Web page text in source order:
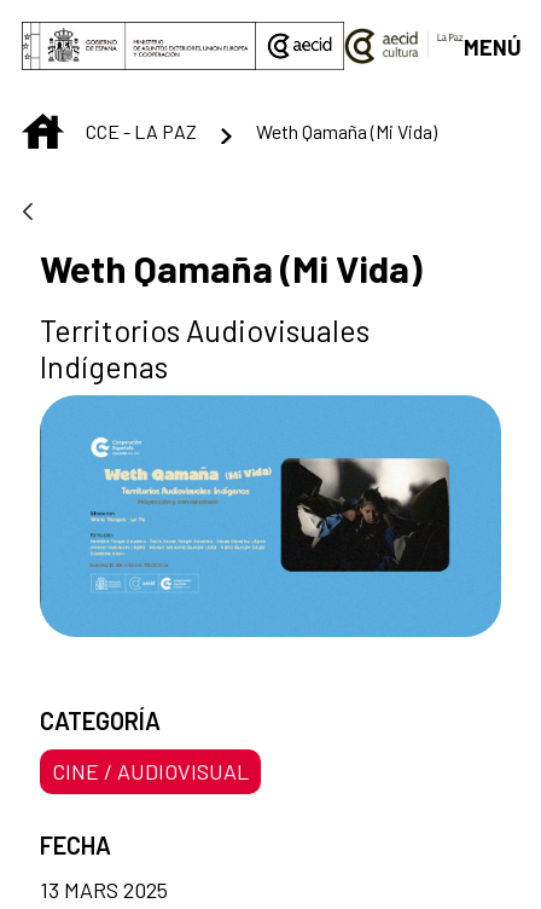
Saltar al contenido principal
MENÚ
INICIOCCE - LA PAZ Weth Qamaña (Mi Vida)
Weth Qamaña (Mi Vida)
Territorios Audiovisuales
Indígenas
CATEGORÍA
CINE / AUDIOVISUAL
FECHA
13 MARS 2025